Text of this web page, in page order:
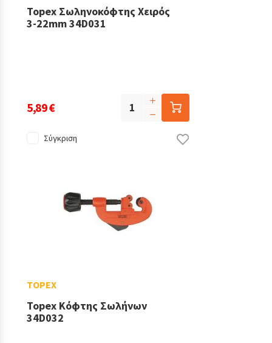
Topex Σωληνοκόφτης Χειρός
3-22mm 34D031
5,89 €
Σύγκριση
TOPEX
Topex Κόφτης Σωλήνων
34D032